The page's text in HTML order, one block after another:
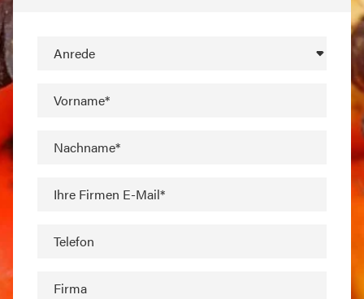
Anrede
Vorname*
Nachname*
Ihre Firmen E-Mail*
Telefon
Firma